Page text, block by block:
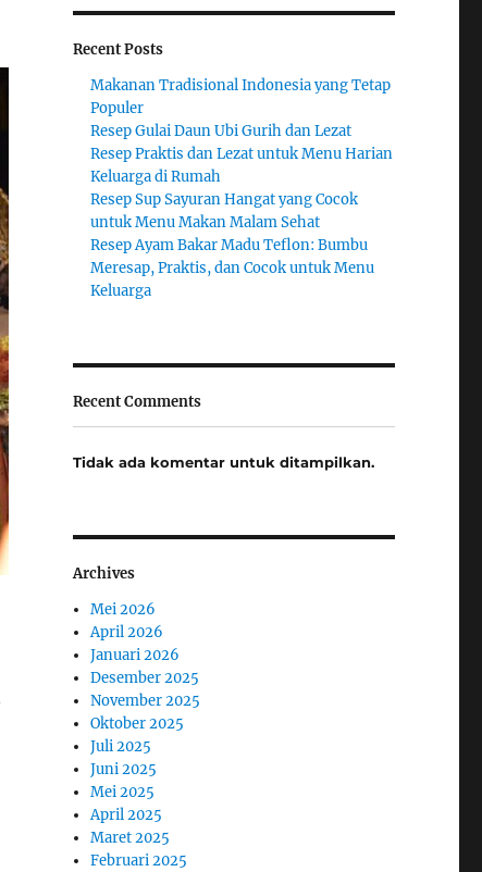
Recent Posts
Makanan Tradisional Indonesia yang Tetap
Populer
Resep Gulai Daun Ubi Gurih dan Lezat
Resep Praktis dan Lezat untuk Menu Harian
Keluarga di Rumah
Resep Sup Sayuran Hangat yang Cocok
untuk Menu Makan Malam Sehat
Resep Ayam Bakar Madu Teflon: Bumbu
Meresap, Praktis, dan Cocok untuk Menu
Keluarga
Recent Comments
Tidak ada komentar untuk ditampilkan.
Archives
Mei 2026
April 2026
Januari 2026
Desember 2025
November 2025
Oktober 2025
Juli 2025
Juni 2025
Mei 2025
April 2025
Maret 2025
Februari 2025